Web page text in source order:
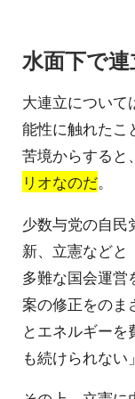
水面下で
大連立について
能性に触れたこ
苦境からすると、
リオなのだ。
少数与党の自民
新、立憲などと
多難な国会運営
案の修正をのま
とエネルギー
も続けられない